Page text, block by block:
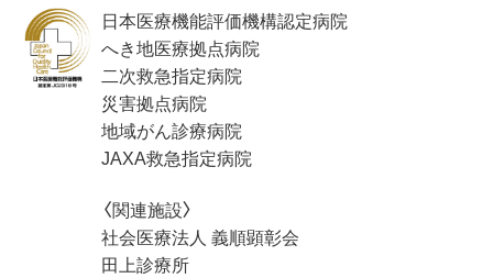
日本医療機能評価機構認定病院
へき地医療拠点病院
二次救急指定病院
災害拠点病院
地域がん診療病院
JAXA救急指定病院
〈関連施設〉
社会医療法人 義順顕彰会
田上診療所